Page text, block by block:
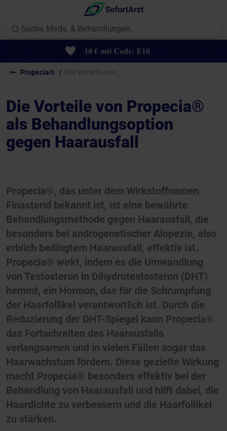
Propecia®
Die Vorteile von Propecia®
als Behandlungsoption
gegen Haarausfall
Propecia®, das unter dem Wirkstoffnamen
Finasterid bekannt ist, ist eine bewährte
Behandlungsmethode gegen Haarausfall, die
besonders bei androgenetischer Alopezie, also
erblich bedingtem Haarausfall, effektiv ist.
Propecia® wirkt, indem es die Umwandlung
von Testosteron in Dihydrotestosteron (DHT)
hemmt, ein Hormon, das für die Schrumpfung
der Haarfollikel verantwortlich ist. Durch die
Reduzierung der DHT-Spiegel kann Propecia®
das Fortschreiten des Haarausfalls
verlangsamen und in vielen Fällen sogar das
Haarwachstum fördern. Diese gezielte Wirkung
macht Propecia® besonders effektiv bei der
Behandlung von Haarausfall und hilft dabei, die
Haardichte zu verbessern und die Haarfollikel
zu stärken.